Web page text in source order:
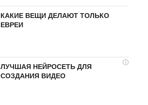
КАКИЕ ВЕЩИ ДЕЛАЮТ ТОЛЬКО
ЕВРЕИ
i
ЛУЧШАЯ НЕЙРОСЕТЬ ДЛЯ
СОЗДАНИЯ ВИДЕО